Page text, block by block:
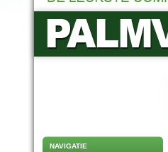
NAVIGATIE